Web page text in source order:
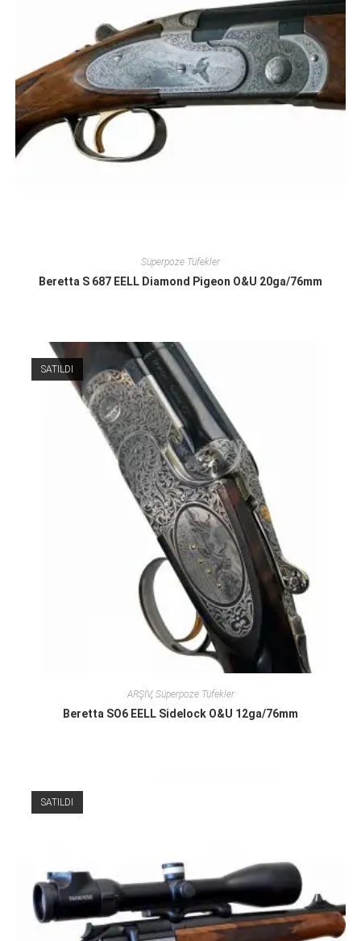
Süperpoze Tüfekler
Beretta S 687 EELL Diamond Pigeon O&U 20ga/76mm
SATILDI
ARŞİV, Süperpoze Tüfekler
Beretta SO6 EELL Sidelock O&U 12ga/76mm
SATILDI